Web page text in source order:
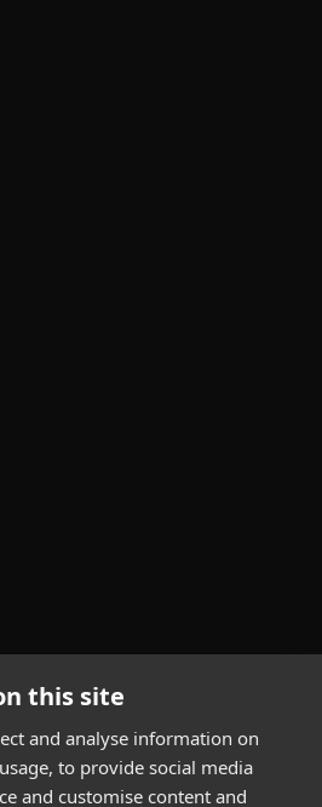
this site
and analyse information on
to provide social media
and customise content and